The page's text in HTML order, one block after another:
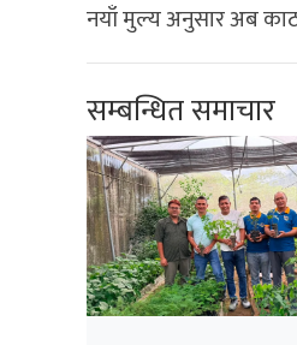
नयाँ मुल्य अनुसार अब
सम्बन्धित समाचार